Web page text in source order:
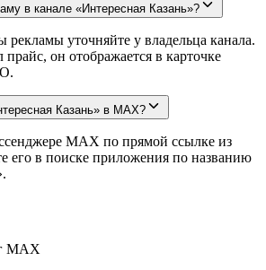
в канале «Интересная Казань»?
уточняйте у владельца канала.
прайс, он отображается в карточке
Казань» в MAX?
MAX по прямой ссылке из
его в поиске приложения по названию
MAX